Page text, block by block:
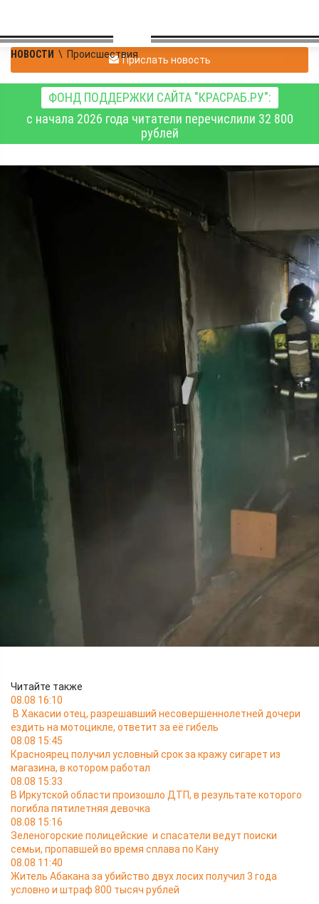
НОВОСТИ \ ПроисшествияПрислать новость
ФОНД ПОДДЕРЖКИ САЙТА "КРАСРАБ.РУ":
с начала 2026 года читатели перечислили 32 800
рублей
Замыкание проводки и
поджог - причины
пожаров за минувшие
сутки в Хакасии
Днём в абаканском общежитии пожар произошёл на
четвёртом этаже. До прибытия сотрудников МЧС жильцы
справились с огнём самостоятельно. Повреждены вещи на
лестничной площадке. К пожару привело замыкание
проводки.
Вечером в посёлке Майском Усть-Абаканского района
огнеборцев горели кабина, моторный отсек, передние колёса
и брёвна в кузове. Общая площадь пожара составила восемь
квадратных метров. С открытым огнём караул справился за
15 минут. Причиной пожара стал поджог, виновных
устанавливают правоохранительные органы.
Читайте также
08.08 16:10
В Хакасии отец, разрешавший несовершеннолетней дочери
ездить на мотоцикле, ответит за её гибель
08.08 15:45
Красноярец получил условный срок за кражу сигарет из
магазина, в котором работал
08.08 15:33
В Иркутской области произошло ДТП, в результате которого
погибла пятилетняя девочка
08.08 15:16
Зеленогорские полицейские и спасатели ведут поиски
семьи, пропавшей во время сплава по Кану
08.08 11:40
Житель Абакана за убийство двух лосих получил 3 года
условно и штраф 800 тысяч рублей